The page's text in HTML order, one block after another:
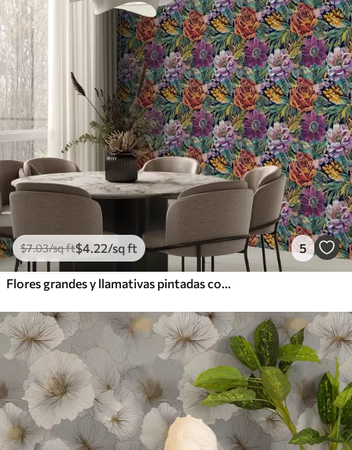
$7.03/sq ft$4.22/sq ft 5
Flores grandes y llamativas pintadas con pincel sobre un fondo azul oscuro